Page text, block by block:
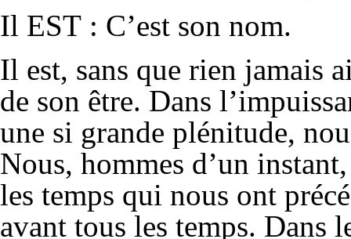
Il EST : C’est son nom.
Il est, sans que rien jamais
de son être. Dans
une si grande plénitude,
Nous, hommes d’un
les temps qui nous ont
avant tous les temps. Dans